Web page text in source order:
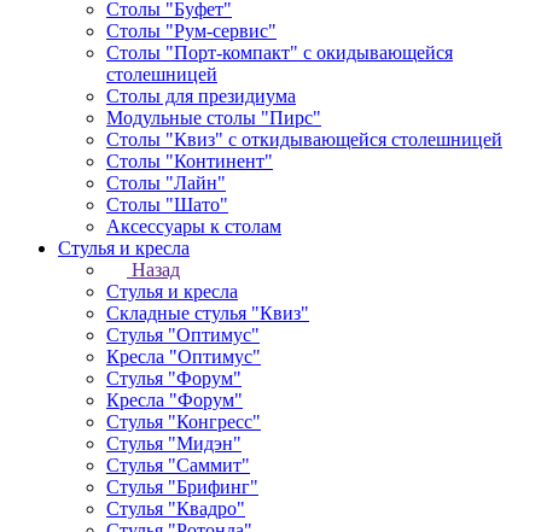
Столы "Буфет"
Столы "Рум-сервис"
Столы "Порт-компакт" с окидывающейся
столешницей
Столы для президиума
Модульные столы "Пирс"
Столы "Квиз" с откидывающейся столешницей
Столы "Континент"
Столы "Лайн"
Столы "Шато"
Аксессуары к столам
Стулья и кресла
Назад
Стулья и кресла
Складные стулья "Квиз"
Стулья "Оптимус"
Кресла "Оптимус"
Стулья "Форум"
Кресла "Форум"
Стулья "Конгресс"
Стулья "Мидэн"
Стулья "Саммит"
Стулья "Брифинг"
Стулья "Квадро"